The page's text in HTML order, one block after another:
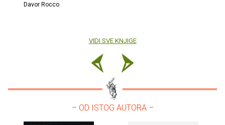
Davor Rocco
VIDI SVE KNJIGE
– OD ISTOG AUTORA –